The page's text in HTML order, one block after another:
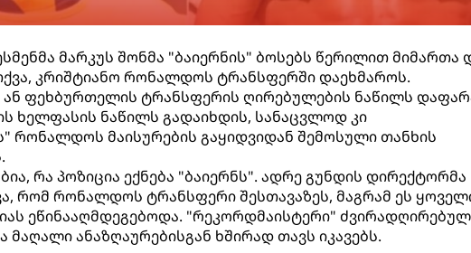
მარკუს შონმა "ბაიერნის" ბოსებს წერილით მიმართა
კრიშტიანო რონალდოს ტრანსფერში დაეხმაროს.
ან ფეხბურთელის ტრანსფერის ღირებულების ნაწილს
ხელფასის ნაწილს გადაიხდის, სანაცვლოდ კი
რონალდოს მაისურების გაყიდვიდან შემოსული თანხის
რა პოზიცია ექნება "ბაიერნს". ადრე გუნდის დირექტორმა
რომ რონალდოს ტრანსფერი შესთავაზეს, მაგრამ ეს
ეწინააღმდეგებოდა. "რეკორდმაისტერი"
მაღალი ანაზღაურებისგან ხშირად თავს იკავებს.